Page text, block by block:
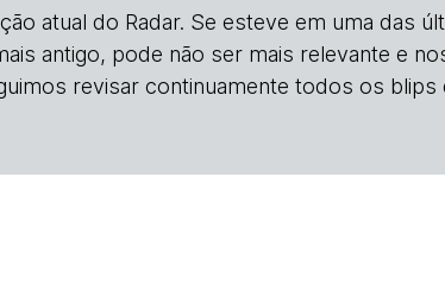
atual do Radar. Se esteve em uma das
antigo, pode não ser mais relevante e
revisar continuamente todos os blips